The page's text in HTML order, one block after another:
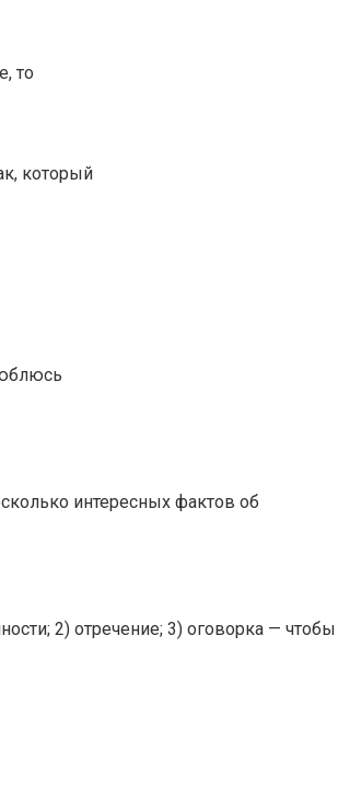
то
который
интересных фактов об
2) отречение; 3) оговорка —